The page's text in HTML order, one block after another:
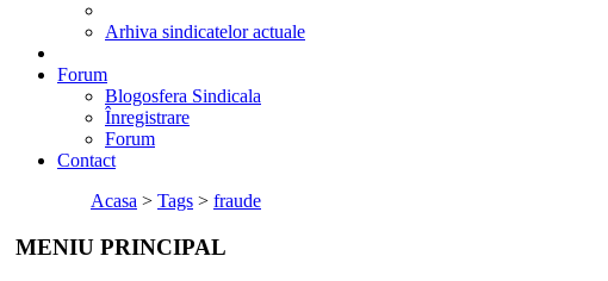
Arhiva sindicatelor actuale
Forum
Blogosfera Sindicala
Înregistrare
Forum
Contact
Acasa > Tags > fraude
MENIU PRINCIPAL